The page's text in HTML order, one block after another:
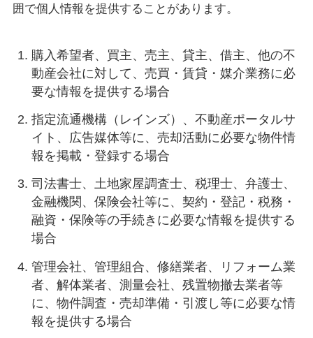
囲で個人情報を提供することがあります。
購入希望者、買主、売主、貸主、借主、他の不
動産会社に対して、売買・賃貸・媒介業務に必
要な情報を提供する場合
指定流通機構（レインズ）、不動産ポータルサ
イト、広告媒体等に、売却活動に必要な物件情
報を掲載・登録する場合
司法書士、土地家屋調査士、税理士、弁護士、
金融機関、保険会社等に、契約・登記・税務・
融資・保険等の手続きに必要な情報を提供する
場合
管理会社、管理組合、修繕業者、リフォーム業
者、解体業者、測量会社、残置物撤去業者等
に、物件調査・売却準備・引渡し等に必要な情
報を提供する場合